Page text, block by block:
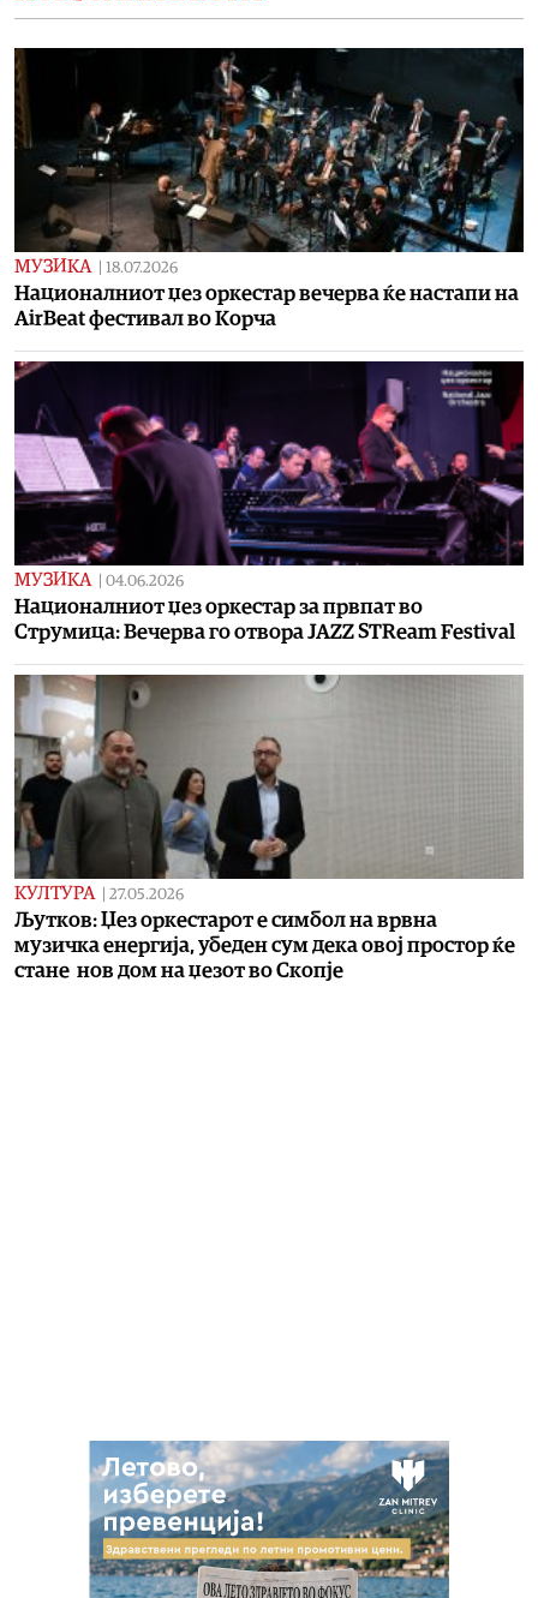
МУЗИКА 18.07.2026
Националниот џез оркестар вечерва ќе настапи на
AirBeat фестивал во Корча
МУЗИКА 04.06.2026
Националниот џез оркестар за првпат во
Струмица: Вечерва го отвора JAZZ STReam Festival
КУЛТУРА 27.05.2026
Љутков: Џез оркестарот е симбол на врвна
музичка енергија, убеден сум дека овој простор ќе
стане нов дом на џезот во Скопје